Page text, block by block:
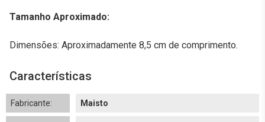
Tamanho Aproximado:
Dimensões: Aproximadamente 8,5 cm de comprimento.
Características
Fabricante: Maisto